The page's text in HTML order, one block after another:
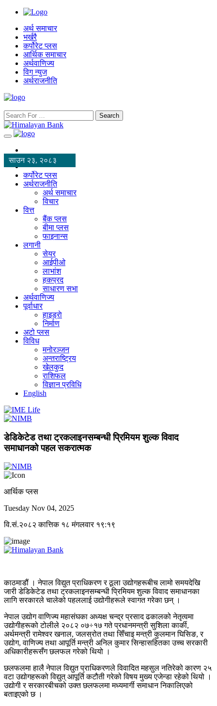
अर्थ समाचार
भर्खरै
कर्पोरेट प्लस
आर्थिक समाचार
अर्थवाणिज्य
विग न्युज
अर्थराजनीति
Search
साउन २३, २०८३
कर्पोरेट प्लस
अर्थराजनीति
अर्थ समाचार
विचार
वित्त
बैंक प्लस
बीमा प्लस
फाइनान्स
लगानी
सेयर
आईपीओ
लाभांश
हकप्रद
साधारण सभा
अर्थवाणिज्य
पूर्वाधार
हाइड्राे
निर्माण
अटो प्लस
विविध
मनोरञ्जन
अन्तराष्ट्रिय
खेलकुद
राशिफल
विज्ञान प्रविधि
English
डेडिकेटेड तथा ट्रकलाइनसम्बन्धी प्रिमियम शुल्क विवाद
समाधानको पहल सकरात्मक
आर्थिक प्लस
Tuesday Nov 04, 2025
वि.सं.२०८२ कात्तिक १८ मंगलवार १९:१९
काठमाडौं । नेपाल विद्युत प्राधिकरण र ठूला उद्योगहरूबीच लामो समयदेखि
जारी डेडिकेटेड तथा ट्रकलाइनसम्बन्धी प्रिमियम शुल्क विवाद समाधानका
लागि सरकारले चालेको पहललाई उद्योगीहरूले स्वागत गरेका छन् ।
नेपाल उद्योग वाणिज्य महासंघका अध्यक्ष चन्द्र प्रसाद ढकालको नेतृत्वमा
उद्योगीहरूको टोलीले २०८२ ०७÷१७ गते प्रधानमन्त्री सुशिला कार्की,
अर्थमन्त्री रामेश्वर खनाल, जलस्रोत तथा सिँचाइ मन्त्री कुलमान घिसिङ, र
उद्योग, वाणिज्य तथा आपूर्ति मन्त्री अनिल कुमार सिन्हासहितका उच्च सरकारी
अधिकारीहरूसँग छलफल गरेको थियो ।
छलफलमा हालै नेपाल विद्युत प्राधिकरणले विवादित महसुल नतिरेको कारण २५
वटा उद्योगहरूको विद्युत् आपूर्ति कटौती गरेको विषय मुख्य एजेन्डा रहेको थियो ।
उद्योगी र सरकारबीचको उक्त छलफलमा मध्यमार्गी समाधान निकालिएको
बताइएको छ ।